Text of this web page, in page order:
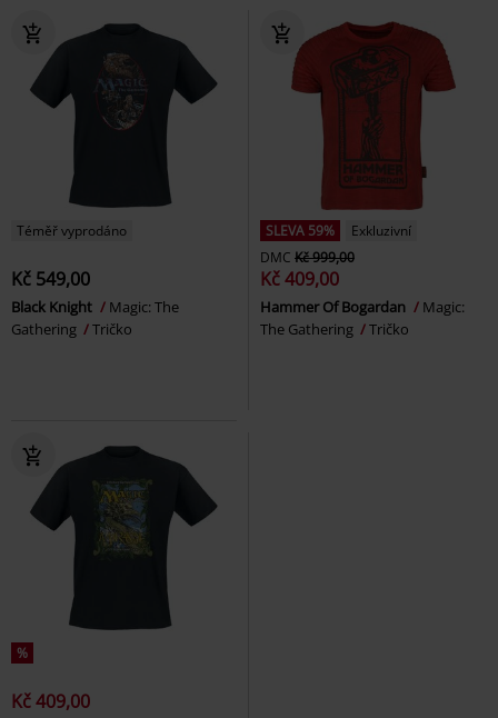
Téměř vyprodáno
Kč 549,00
Black Knight
Magic: The
Gathering
Tričko
SLEVA 59%
Exkluzivní
DMC Kč 999,00
Kč 409,00
Hammer Of Bogardan
Magic:
The Gathering
Tričko
%
Kč 409,00